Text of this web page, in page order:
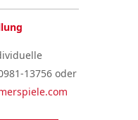
13756 oder